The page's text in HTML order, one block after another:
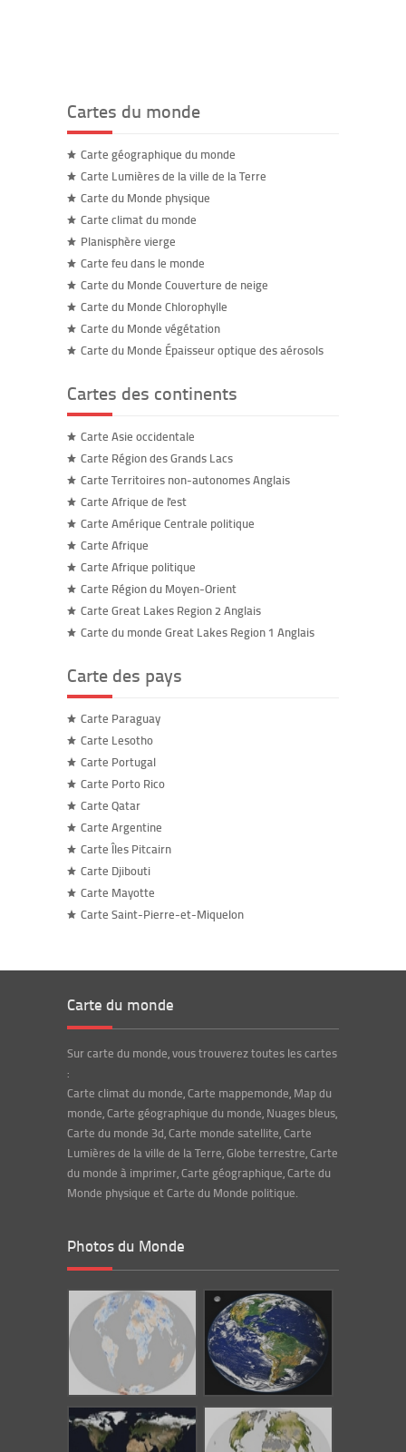
Cartes du monde
Carte géographique du monde
Carte Lumières de la ville de la Terre
Carte du Monde physique
Carte climat du monde
Planisphère vierge
Carte feu dans le monde
Carte du Monde Couverture de neige
Carte du Monde Chlorophylle
Carte du Monde végétation
Carte du Monde Épaisseur optique des aérosols
Cartes des continents
Carte Asie occidentale
Carte Région des Grands Lacs
Carte Territoires non-autonomes Anglais
Carte Afrique de l'est
Carte Amérique Centrale politique
Carte Afrique
Carte Afrique politique
Carte Région du Moyen-Orient
Carte Great Lakes Region 2 Anglais
Carte du monde Great Lakes Region 1 Anglais
Carte des pays
Carte Paraguay
Carte Lesotho
Carte Portugal
Carte Porto Rico
Carte Qatar
Carte Argentine
Carte Îles Pitcairn
Carte Djibouti
Carte Mayotte
Carte Saint-Pierre-et-Miquelon
Carte du monde
Sur carte du monde, vous trouverez toutes les cartes
:
Carte climat du monde, Carte mappemonde, Map du
monde, Carte géographique du monde, Nuages bleus,
Carte du monde 3d, Carte monde satellite, Carte
Lumières de la ville de la Terre, Globe terrestre, Carte
du monde à imprimer, Carte géographique, Carte du
Monde physique et Carte du Monde politique.
Photos du Monde